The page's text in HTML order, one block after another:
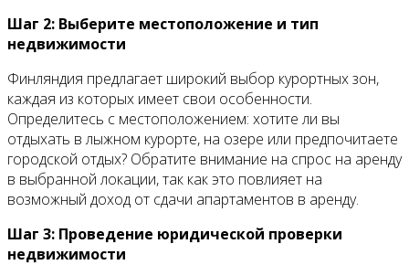
Шаг 2: Выберите местоположение и тип
недвижимости
Финляндия предлагает широкий выбор курортных зон,
каждая из которых имеет свои особенности.
Определитесь с местоположением: хотите ли вы
отдыхать в лыжном курорте, на озере или предпочитаете
городской отдых? Обратите внимание на спрос на аренду
в выбранной локации, так как это повлияет на
возможный доход от сдачи апартаментов в аренду.
Шаг 3: Проведение юридической проверки
недвижимости